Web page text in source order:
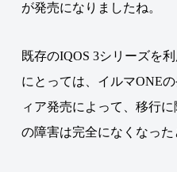
が発売になりましたね。
既存のIQOS 3シリーズを
にとっては、イルマONE
ィア発売によって、移行
の障害は完全になくなった